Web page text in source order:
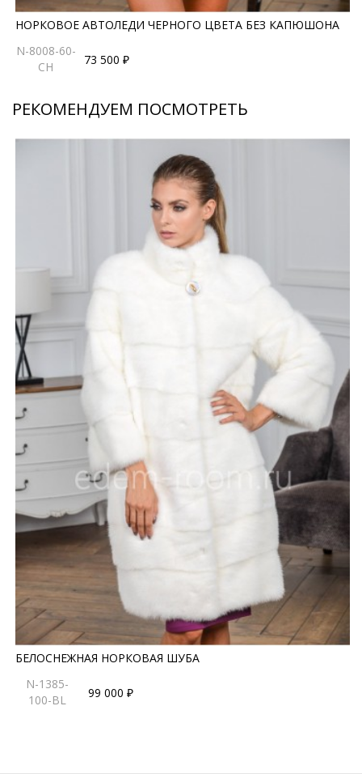
НОРКОВОЕ АВТОЛЕДИ ЧЕРНОГО ЦВЕТА БЕЗ КАПЮШОНА
N-8008-60-
CH
73 500 ₽
РЕКОМЕНДУЕМ ПОСМОТРЕТЬ
БЕЛОСНЕЖНАЯ НОРКОВАЯ ШУБА
N-1385-
100-BL
99 000 ₽